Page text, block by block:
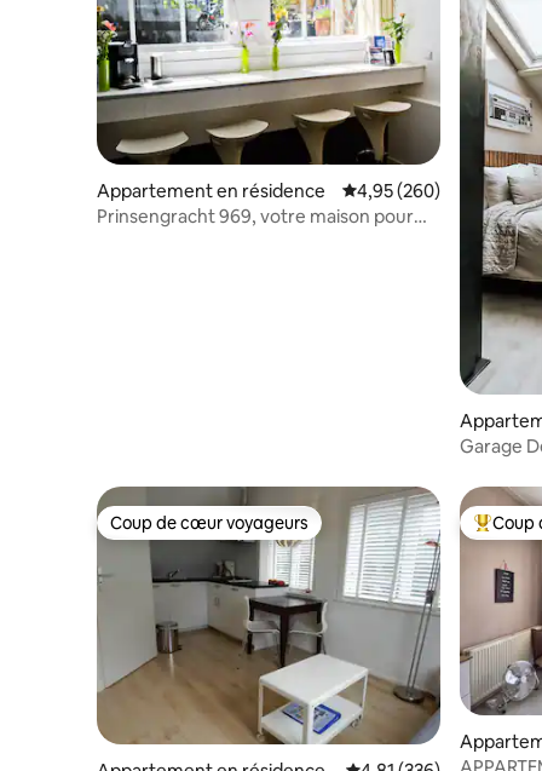
Appartement en résidence Évaluation moyenne
4,95 (260)
Prinsengracht 969, votre maison pour
Garage
Coup de cœur voyageurs
Coup de cœur voyageurs Coups
Coup